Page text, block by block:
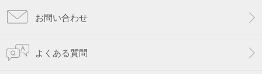
お問い合わせ
よくある質問